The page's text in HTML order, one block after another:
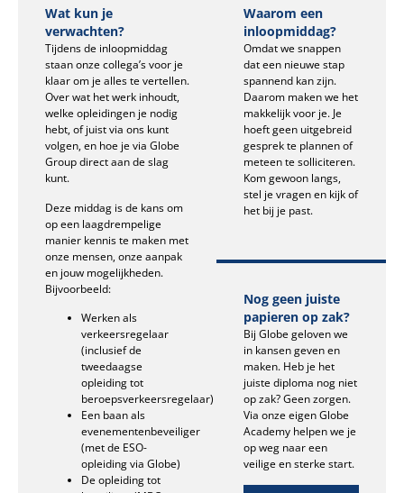
Wat kun je
verwachten?
Tijdens de inloopmiddag
staan onze collega’s voor je
klaar om je alles te vertellen.
Over wat het werk inhoudt,
welke opleidingen je nodig
hebt, of juist via ons kunt
volgen, en hoe je via Globe
Group direct aan de slag
kunt.
Deze middag is de kans om
op een laagdrempelige
manier kennis te maken met
onze mensen, onze aanpak
en jouw mogelijkheden.
Bijvoorbeeld:
Werken als
verkeersregelaar
(inclusief de
tweedaagse
opleiding tot
beroepsverkeersregelaar)
Een baan als
evenementenbeveiliger
(met de ESO-
opleiding via Globe)
De opleiding tot
Waarom een
inloopmiddag?
Omdat we snappen
dat een nieuwe stap
spannend kan zijn.
Daarom maken we het
makkelijk voor je. Je
hoeft geen uitgebreid
gesprek te plannen of
meteen te solliciteren.
Kom gewoon langs,
stel je vragen en kijk of
het bij je past.
Nog geen juiste
papieren op zak?
Bij Globe geloven we
in kansen geven en
maken. Heb je het
juiste diploma nog niet
op zak? Geen zorgen.
Via onze eigen Globe
Academy helpen we je
op weg naar een
veilige en sterke start.